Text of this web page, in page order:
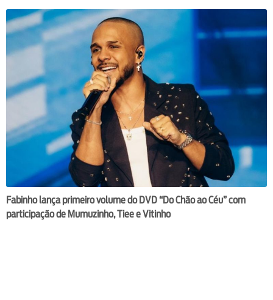
Fabinho lança primeiro volume do DVD “Do Chão ao Céu” com
participação de Mumuzinho, Tiee e Vitinho